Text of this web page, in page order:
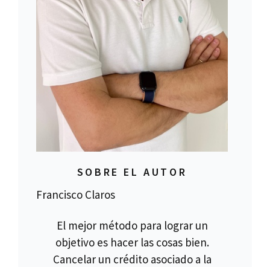
SOBRE EL AUTOR
Francisco Claros
El mejor método para lograr un
objetivo es hacer las cosas bien.
Cancelar un crédito asociado a la